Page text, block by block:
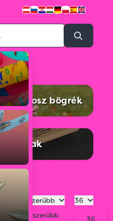
termosz bögrék
Legnépszerűbb
Legnépszerűbb
36
36